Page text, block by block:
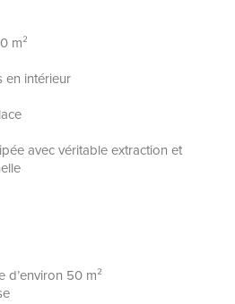
m²
en intérieur
avec véritable extraction et
d’environ 50 m²